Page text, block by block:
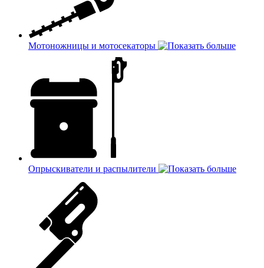
Мотоножницы и мотосекаторы
Опрыскиватели и распылители